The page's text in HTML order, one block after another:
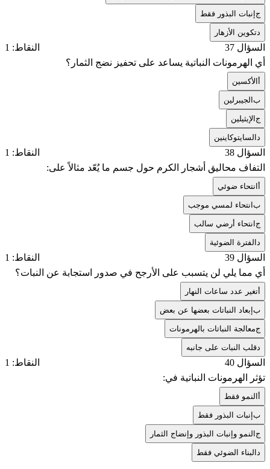
جإنبات البذور فقط
تكوين الأزهار
السؤال 37
النقاط: 1
أي الهرمونات النباتية يساعد على تحفيز نضج الثمار؟
الأكسين
بالجيبرلين
جالإيثيلين
السايتوكاينين
السؤال 38
النقاط: 1
التفاف محاليق أشجار الكرم حول جسم ما يُعّد مثالاً على:
انتحاء ضوئي
بانتحاء لمسي موجب
جانتحاء أرضي سالب
الفترة الضوئية
السؤال 39
النقاط: 1
أي مما يلي لن يتسبب على الأرجح في صدور استجابة عن النبات؟
تغير عدد ساعات النهار
بإبعاد النباتات بعضها عن بعض
جمعالجة النباتات بالهرمونات
قلب النبات على جانبه
السؤال 40
النقاط: 1
تؤثر الهرمونات النباتية في:
النمو فقط
بإنبات البذور فقط
جالنمو وإنبات البذور وإنضاج الثمار
البناء الضوئي فقط